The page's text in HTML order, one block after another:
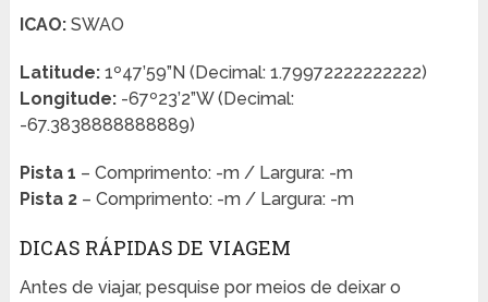
ICAO:SWAO
Latitude:1º47’59”N (Decimal: 1.79972222222222)
Longitude:-67º23’2”W (Decimal:
-67.3838888888889)
Pista 1 – Comprimento: -m / Largura: -m
Pista 2– Comprimento: -m / Largura: -m
DICAS RÁPIDAS DE VIAGEM
Antes de viajar, pesquise por meios de deixar o